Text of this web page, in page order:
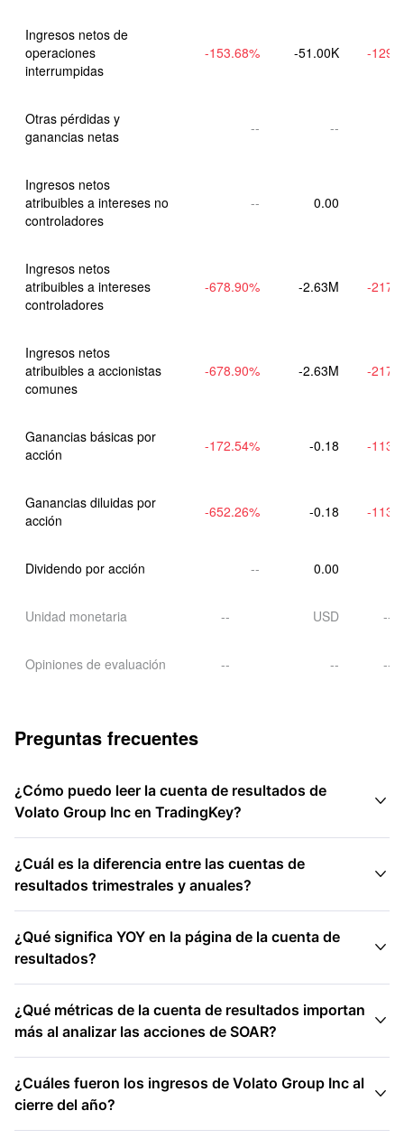
Ingresos netos de
operaciones
interrumpidas
-153.68% -51.00K -
Otras pérdidas y
ganancias netas
-- --
Ingresos netos
atribuibles a intereses no
controladores
-- 0.00
Ingresos netos
atribuibles a intereses
controladores
-678.90% -2.63M -
Ingresos netos
atribuibles a accionistas
comunes
-678.90% -2.63M -
Ganancias básicas por
acción
-172.54% -0.18 -
Ganancias diluidas por
acción
-652.26% -0.18 -
Dividendo por acción -- 0.00
Unidad monetaria -- USD --
Opiniones de evaluación -- -- --
Preguntas frecuentes
¿Cómo puedo leer la cuenta de resultados de
Volato Group Inc en TradingKey?

¿Cuál es la diferencia entre las cuentas de
resultados trimestrales y anuales?

¿Qué significa YOY en la página de la cuenta de
resultados?

¿Qué métricas de la cuenta de resultados importan
más al analizar las acciones de SOAR?

¿Cuáles fueron los ingresos de Volato Group Inc al
cierre del año?
